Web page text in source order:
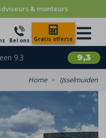
& monteurs
Bel ons Gratis offerte
9,3
9.3
Home IJsselmuiden